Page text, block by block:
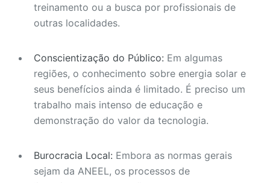
treinamento ou a busca por profissionais de
outras localidades.
Conscientização do Público: Em algumas
regiões, o conhecimento sobre energia solar e
seus benefícios ainda é limitado. É preciso um
trabalho mais intenso de educação e
demonstração do valor da tecnologia.
Burocracia Local: Embora as normas gerais
sejam da ANEEL, os processos de